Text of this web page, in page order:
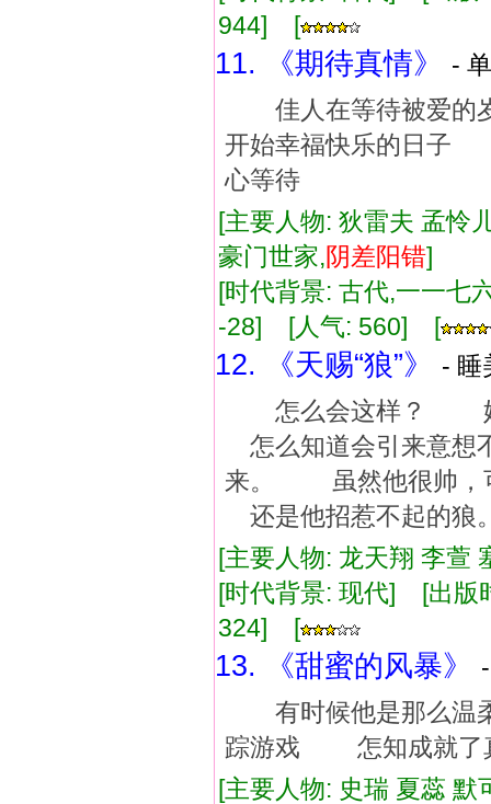
944] [
11. 《期待真情》
-
佳人在等待被爱
开始幸福快乐的日
心等待
[主要人物: 狄雷夫 孟
豪门世家,阴差阳错]
[时代背景: 古代,一一
-28] [人气: 560] [
12. 《天赐“狼”》
- 睡
怎么会这样？ 她
怎么知道会引来意
来。 虽然他很帅，
还是他招惹不起的狼
[主要人物: 龙天翔 李
[时代背景: 现代] [出
324] [
13. 《甜蜜的风暴》
有时候他是那么
踪游戏 怎知成就了
[主要人物: 史瑞 夏蕊